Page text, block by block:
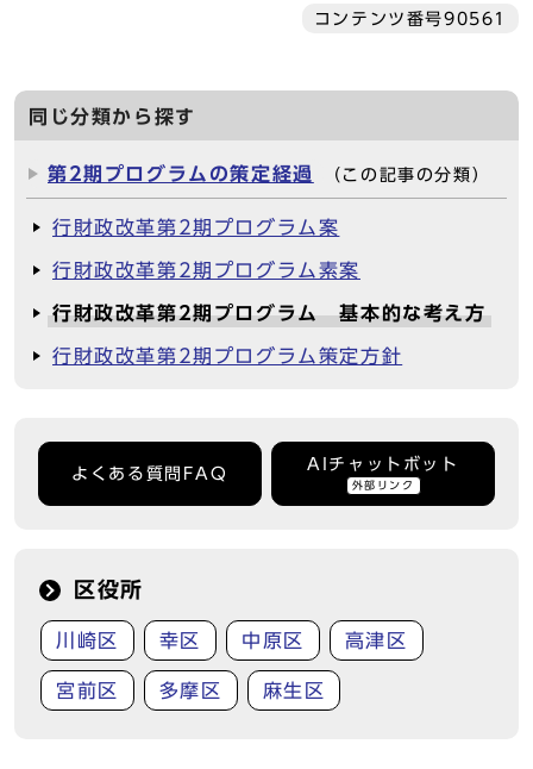
コンテンツ番号90561
同じ分類から探す
第2期プログラムの策定経過 （この記事の分類）
行財政改革第2期プログラム案
行財政改革第2期プログラム素案
行財政改革第2期プログラム 基本的な考え方
行財政改革第2期プログラム策定方針
よくある質問FAQ
AIチャットボット
外部リンク
区役所
川崎区 幸区 中原区 高津区
宮前区 多摩区 麻生区